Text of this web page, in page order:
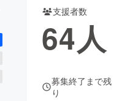
支援者数
64人
募集終了まで残
り